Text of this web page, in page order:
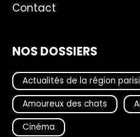
Contact
NOS DOSSIERS
Actualités de la région
Amoureux des chats
Cinéma